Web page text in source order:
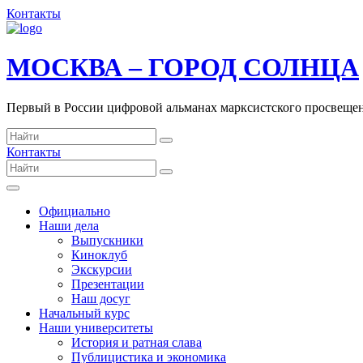
Контакты
МОСКВА – ГОРОД СОЛНЦА
Первый в России цифровой альманах марксистского
Контакты
Официально
Наши дела
Выпускники
Киноклуб
Экскурсии
Презентации
Наш досуг
Начальный курс
Наши университеты
История и ратная слава
Публицистика и экономика